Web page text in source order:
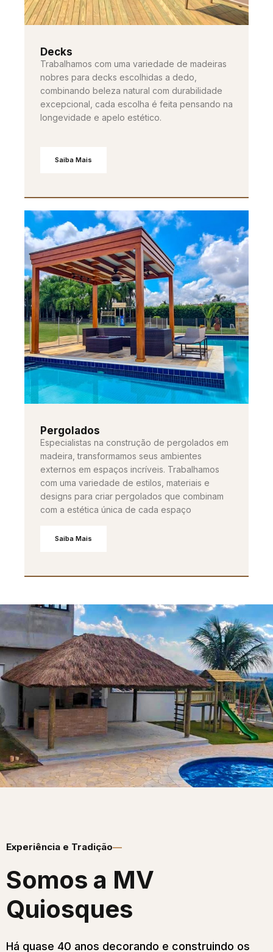
Decks
Trabalhamos com uma variedade de madeiras
nobres para decks escolhidas a dedo,
combinando beleza natural com durabilidade
excepcional, cada escolha é feita pensando na
longevidade e apelo estético.
Saiba Mais
Pergolados
Especialistas na construção de pergolados em
madeira, transformamos seus ambientes
externos em espaços incríveis. Trabalhamos
com uma variedade de estilos, materiais e
designs para criar pergolados que combinam
com a estética única de cada espaço
Saiba Mais
Experiência e Tradição
Somos a MV
Quiosques​
Há quase 40 anos decorando e construindo os